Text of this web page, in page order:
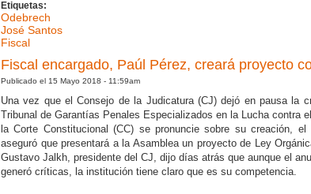
Etiquetas:
Odebrech
José Santos
Fiscal
Fiscal encargado, Paúl Pérez, creará proyecto
Publicado el 15 Mayo 2018 - 11:59am
Una vez que el Consejo de la Judicatura (CJ) dejó en pausa la
Tribunal de Garantías Penales Especializados en la Lucha contra
la Corte Constitucional (CC) se pronuncie sobre su creación,
aseguró que presentará a la Asamblea un proyecto de Ley
Gustavo Jalkh, presidente del CJ, dijo días atrás que aunque el
generó críticas, la institución tiene claro que es su competencia.